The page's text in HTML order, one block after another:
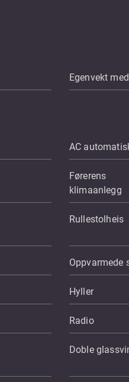
Egenvekt
AC
Førerens
klimaanlegg
Rullestolheis
Oppvarmede
Hyller
Radio
Doble